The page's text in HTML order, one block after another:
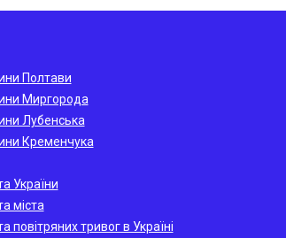
Полтави
Миргорода
Лубенська
Кременчука
України
міста
повітряних тривог в Україні